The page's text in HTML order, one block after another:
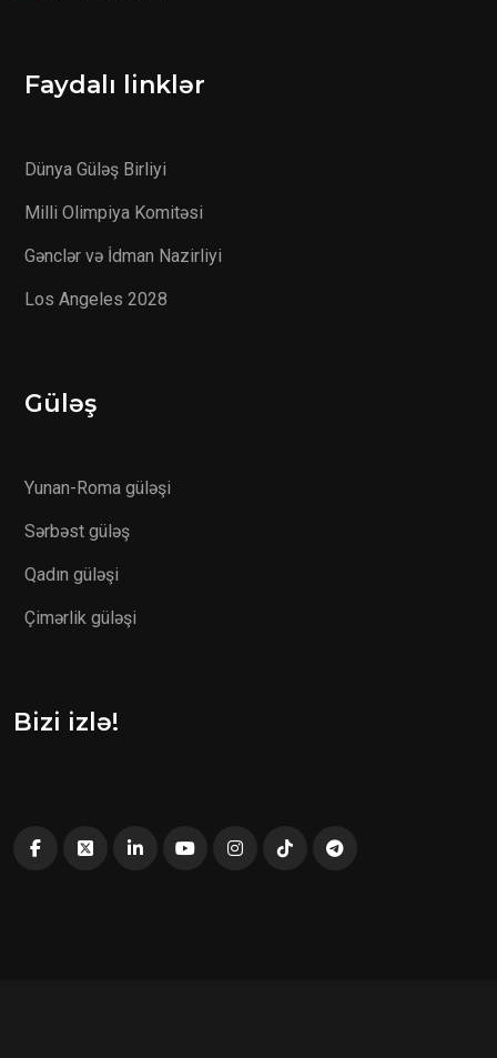
Faydalı linklər
Dünya Güləş Birliyi
Milli Olimpiya Komitəsi
Gənclər və İdman Nazirliyi
Los Angeles 2028
Güləş
Yunan-Roma güləşi
Sərbəst güləş
Qadın güləşi
Çimərlik güləşi
Bizi izlə!